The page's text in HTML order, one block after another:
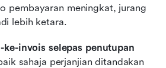
pembayaran meningkat, jurang
lebih ketara.
ke-invois selepas penutupan
sahaja perjanjian ditandakan